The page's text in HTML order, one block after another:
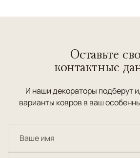
Оставьте
контактные
И наши декораторы подберут
варианты ковров в ваш